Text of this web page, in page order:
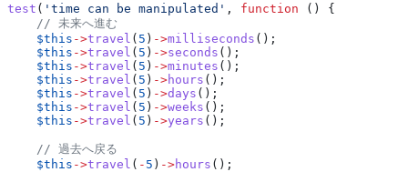
test ( 'time can be manipulated' , function () {
    // 未来へ進む
    $this
->travel ( 5 ) ->milliseconds ();
    $this
->travel ( 5 ) ->seconds ();
    $this
->travel ( 5 ) ->minutes ();
    $this
->travel ( 5 ) ->hours ();
    $this
->travel ( 5 ) ->days ();
    $this
->travel ( 5 ) ->weeks ();
    $this
->travel ( 5 ) ->years ();
    // 過去へ戻る
    $this
->travel ( - 5 ) ->hours ();